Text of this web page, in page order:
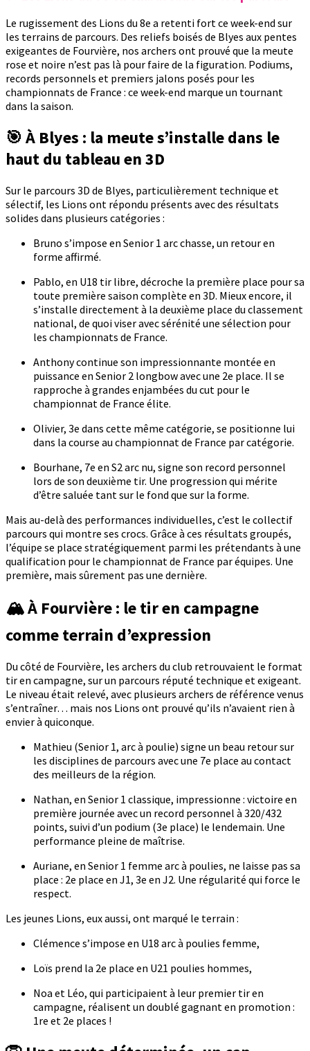
Le rugissement des Lions du 8e a retenti fort ce week-end sur
les terrains de parcours. Des reliefs boisés de Blyes aux pentes
exigeantes de Fourvière, nos archers ont prouvé que la meute
rose et noire n’est pas là pour faire de la figuration. Podiums,
records personnels et premiers jalons posés pour les
championnats de France : ce week-end marque un tournant
dans la saison.
🎯 À Blyes : la meute s’installe dans le
haut du tableau en 3D
Sur le parcours 3D de Blyes, particulièrement technique et
sélectif, les Lions ont répondu présents avec des résultats
solides dans plusieurs catégories :
Bruno s’impose en Senior 1 arc chasse, un retour en
forme affirmé.
Pablo, en U18 tir libre, décroche la première place pour sa
toute première saison complète en 3D. Mieux encore, il
s’installe directement à la deuxième place du classement
national, de quoi viser avec sérénité une sélection pour
les championnats de France.
Anthony continue son impressionnante montée en
puissance en Senior 2 longbow avec une 2e place. Il se
rapproche à grandes enjambées du cut pour le
championnat de France élite.
Olivier, 3e dans cette même catégorie, se positionne lui
dans la course au championnat de France par catégorie.
Bourhane, 7e en S2 arc nu, signe son record personnel
lors de son deuxième tir. Une progression qui mérite
d’être saluée tant sur le fond que sur la forme.
Mais au-delà des performances individuelles, c’est le collectif
parcours qui montre ses crocs. Grâce à ces résultats groupés,
l’équipe se place stratégiquement parmi les prétendants à une
qualification pour le championnat de France par équipes. Une
première, mais sûrement pas une dernière.
🏔️ À Fourvière : le tir en campagne
comme terrain d’expression
Du côté de Fourvière, les archers du club retrouvaient le format
tir en campagne, sur un parcours réputé technique et exigeant.
Le niveau était relevé, avec plusieurs archers de référence venus
s’entraîner… mais nos Lions ont prouvé qu’ils n’avaient rien à
envier à quiconque.
Mathieu (Senior 1, arc à poulie) signe un beau retour sur
les disciplines de parcours avec une 7e place au contact
des meilleurs de la région.
Nathan, en Senior 1 classique, impressionne : victoire en
première journée avec un record personnel à 320/432
points, suivi d’un podium (3e place) le lendemain. Une
performance pleine de maîtrise.
Auriane, en Senior 1 femme arc à poulies, ne laisse pas sa
place : 2e place en J1, 3e en J2. Une régularité qui force le
respect.
Les jeunes Lions, eux aussi, ont marqué le terrain :
Clémence s’impose en U18 arc à poulies femme,
Loïs prend la 2e place en U21 poulies hommes,
Noa et Léo, qui participaient à leur premier tir en
campagne, réalisent un doublé gagnant en promotion :
1re et 2e places !